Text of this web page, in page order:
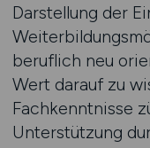
Darstellung der
beruflich neu
Wert darauf zu
Fachkenntnisse
Unterstützung